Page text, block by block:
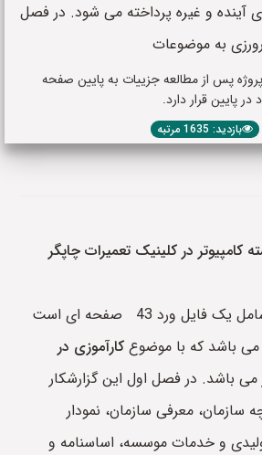
آینده و غیره پرداخته می شود. در فصل
به موضوعات
پس از مطالعه جزییات به پایین صفحه
در پایین قرار دارد.
بازدید: 1635 مرتبه
کامپیوتر در کلینیک تعمیرات چاپگر
شامل یک فایل ورد 43 صفحه ای است
می باشد که با موضوع کارآموزی در
می باشد. در فصل اول این گزارشکار
سازمان، معرفی سازمان، نمودار
و خدمات موسسه، اساسنامه و